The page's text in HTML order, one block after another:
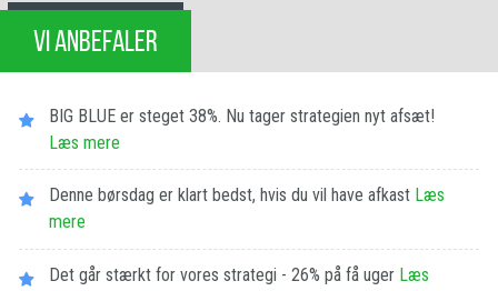
VI ANBEFALER
BIG BLUE er steget 38%. Nu tager strategien nyt afsæt!
Læs mere
Denne børsdag er klart bedst, hvis du vil have afkast Læs
mere
Det går stærkt for vores strategi - 26% på få uger Læs